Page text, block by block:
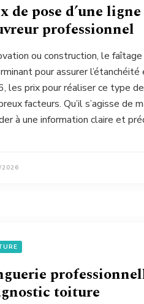
de pose d’une
professionnel
ou construction, le
pour assurer
les prix pour réaliser ce type
facteurs. Qu’il s’agisse de
à une information claire et
toiture